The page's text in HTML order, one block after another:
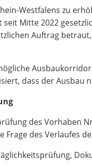
Westfalens zu
Mitte 2022
Auftrag
dass der Ausbau
des Vorhaben
des Verlaufes